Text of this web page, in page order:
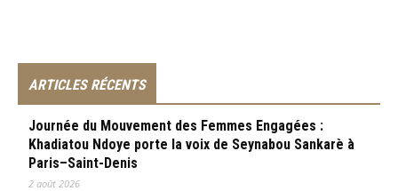
ARTICLES RÉCENTS
Journée du Mouvement des Femmes Engagées :
Khadiatou Ndoye porte la voix de Seynabou Sankarè à
Paris–Saint-Denis
2 août 2026